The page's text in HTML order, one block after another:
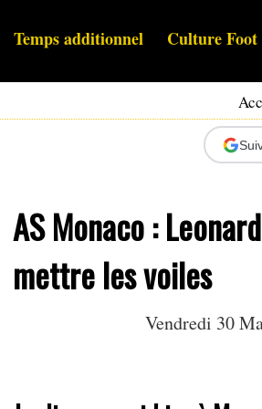
Temps additionnel Culture
AS Monaco :
mettre les voiles
Vendredi 30